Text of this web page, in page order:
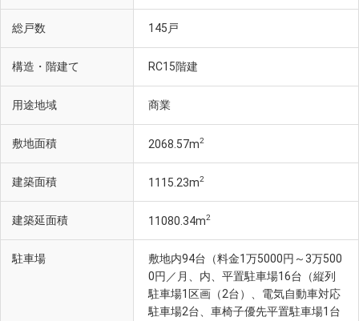
総戸数 145戸
構造・階建て RC15階建
用途地域 商業
敷地面積 2068.57m2
建築面積 1115.23m2
建築延面積 11080.34m2
駐車場
敷地内94台（料金1万5000円～3万500
0円／月、内、平置駐車場16台（縦列
駐車場1区画（2台）、電気自動車対応
駐車場2台、車椅子優先平置駐車場1台